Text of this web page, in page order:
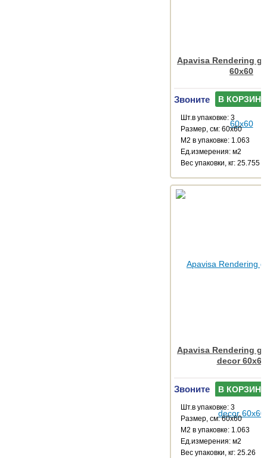
Apavisa Rendering
60x60
Звоните В КОРЗИНУ
Шт.в упаковке: 3
Размер, см: 60x60
М2 в упаковке: 1.063
Ед.измерения: м2
Веc упаковки, кг: 25.755
Apavisa Rendering
decor 60x60
Звоните В КОРЗИНУ
Шт.в упаковке: 3
Размер, см: 60x60
М2 в упаковке: 1.063
Ед.измерения: м2
Веc упаковки, кг: 25.26